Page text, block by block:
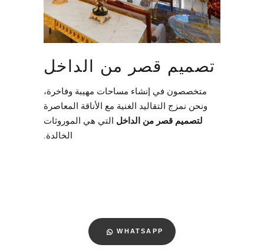
تصميم قصر من الداخل
متخصصون في إنشاء مساحات مهيبة وفاخرة،
ونحن نمزج التقاليد الغنية مع الأناقة المعاصرة
لتصميم قصر من الداخل التي هي الموروثات
الخالدة.
WHATSAPP